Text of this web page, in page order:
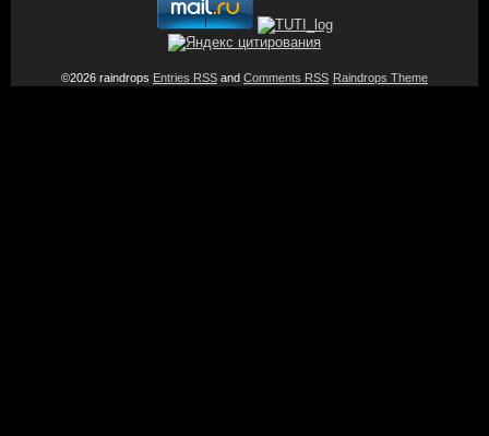
in
©2026 raindrops Entries RSS and Comments RSS Raindrops Theme